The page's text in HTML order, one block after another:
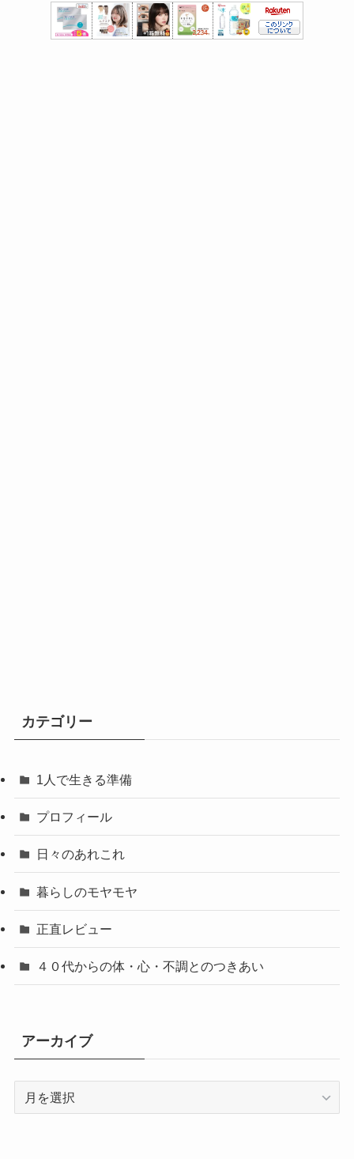
カテゴリー
1人で生きる準備
プロフィール
日々のあれこれ
暮らしのモヤモヤ
正直レビュー
４０代からの体・心・不調とのつきあい
アーカイブ